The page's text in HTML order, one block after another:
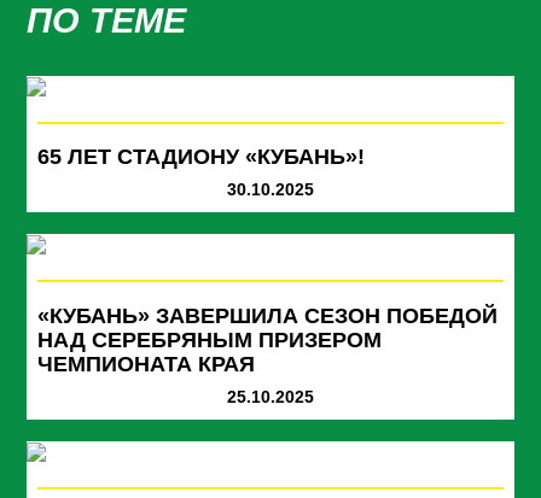
ПО ТЕМЕ
65 ЛЕТ СТАДИОНУ «КУБАНЬ»!
30.10.2025
«КУБАНЬ» ЗАВЕРШИЛА СЕЗОН ПОБЕДОЙ
НАД СЕРЕБРЯНЫМ ПРИЗЕРОМ
ЧЕМПИОНАТА КРАЯ
25.10.2025